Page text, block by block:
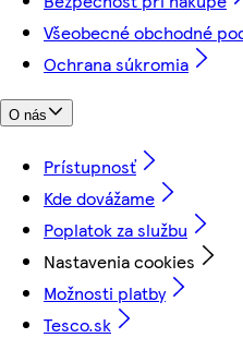
Všeobecné obchodné
Ochrana súkromia
O nás
Prístupnosť
Kde dovážame
Poplatok za službu
Nastavenia cookies
Možnosti platby
Tesco.sk